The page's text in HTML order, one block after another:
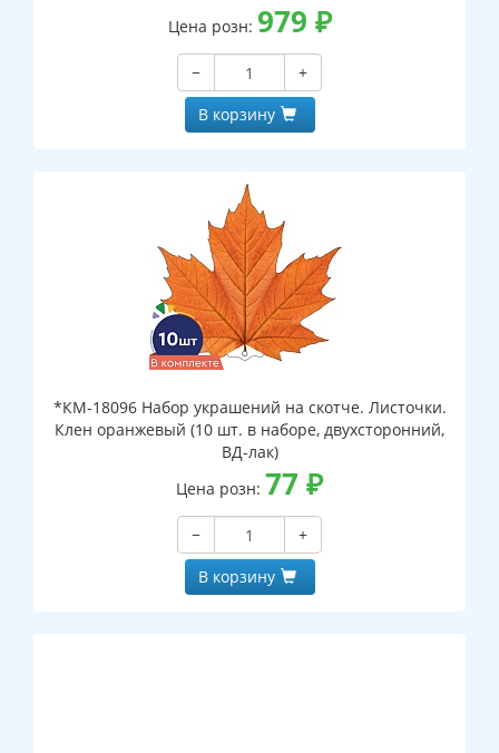
Цена розн: 979 ₽
−
+
В корзину
*КМ-18096 Набор украшений на скотче. Листочки.
Клен оранжевый (10 шт. в наборе, двухсторонний,
ВД-лак)
Цена розн: 77 ₽
−
+
В корзину